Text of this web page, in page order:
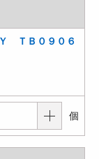
ＴＢ０９０６
個